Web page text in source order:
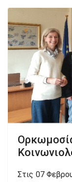
Στις 07